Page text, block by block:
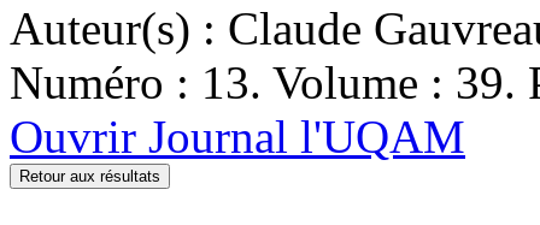
Auteur(s) : Claude
Numéro : 13. Volume : 39.
Ouvrir Journal l'UQAM
Retour aux résultats